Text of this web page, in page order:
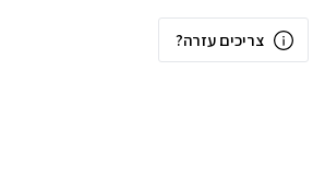
צריכים עזרה?